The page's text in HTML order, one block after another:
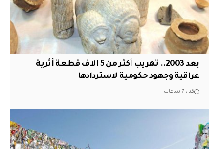
بعد 2003.. تهريب أكثر من 5 آلاف قطعة أثرية
عراقية وجهود حكومية لاستردادها
قبل 7 ساعات